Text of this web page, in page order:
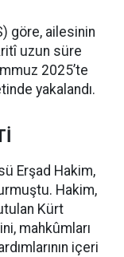
göre, ailesinin
uzun süre
2025’te
yakalandı.
Erşad Hakim,
Hakim,
Kürt
mahkûmları
içeri